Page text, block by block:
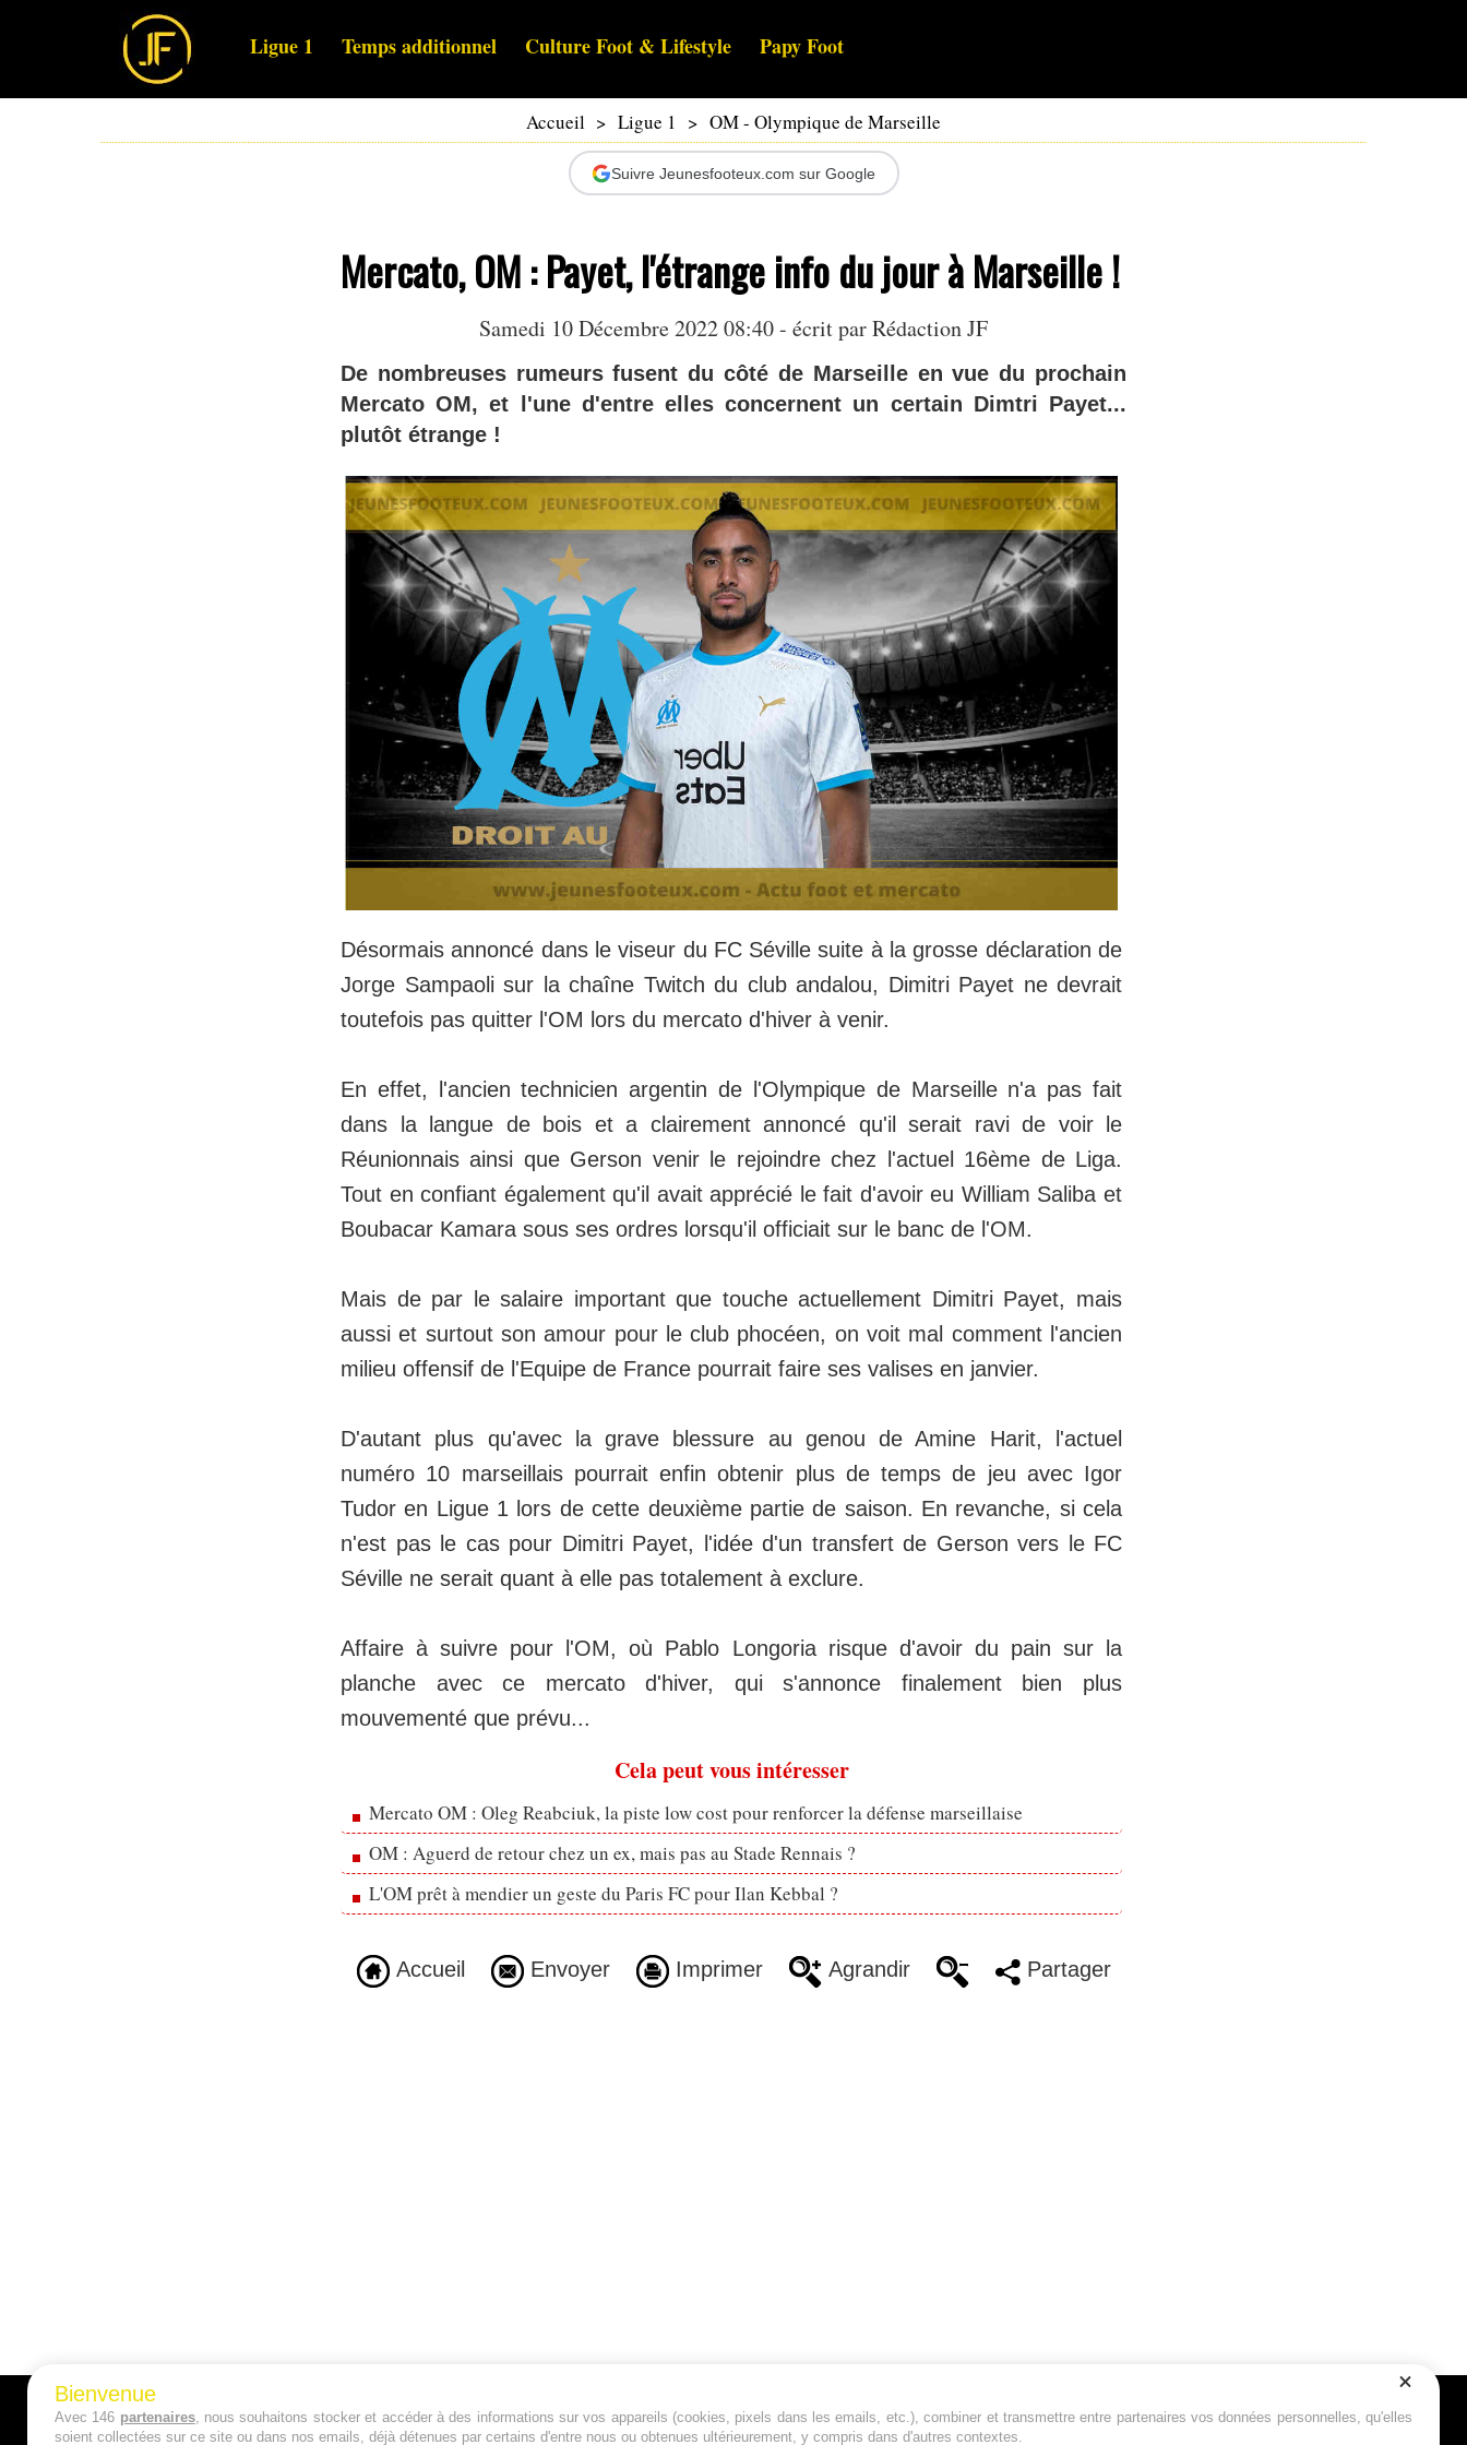
Ligue 1 Temps additionnel Culture Foot & Lifestyle Papy Foot
Accueil > Ligue 1 > OM - Olympique de Marseille
Suivre Jeunesfooteux.com sur Google
Mercato, OM : Payet, l'étrange info du jour à Marseille !
Samedi 10 Décembre 2022 08:40 - écrit par Rédaction JF
De nombreuses rumeurs fusent du côté de Marseille en vue du prochain
Mercato OM, et l'une d'entre elles concernent un certain Dimtri Payet...
plutôt étrange !
Désormais annoncé dans le viseur du FC Séville suite à la grosse déclaration de
Jorge Sampaoli sur la chaîne Twitch du club andalou, Dimitri Payet ne devrait
toutefois pas quitter l'OM lors du mercato d'hiver à venir.
En effet, l'ancien technicien argentin de l'Olympique de Marseille n'a pas fait
dans la langue de bois et a clairement annoncé qu'il serait ravi de voir le
Réunionnais ainsi que Gerson venir le rejoindre chez l'actuel 16ème de Liga.
Tout en confiant également qu'il avait apprécié le fait d'avoir eu William Saliba et
Boubacar Kamara sous ses ordres lorsqu'il officiait sur le banc de l'OM.
Mais de par le salaire important que touche actuellement Dimitri Payet, mais
aussi et surtout son amour pour le club phocéen, on voit mal comment l'ancien
milieu offensif de l'Equipe de France pourrait faire ses valises en janvier.
D'autant plus qu'avec la grave blessure au genou de Amine Harit, l'actuel
numéro 10 marseillais pourrait enfin obtenir plus de temps de jeu avec Igor
Tudor en Ligue 1 lors de cette deuxième partie de saison. En revanche, si cela
n'est pas le cas pour Dimitri Payet, l'idée d'un transfert de Gerson vers le FC
Séville ne serait quant à elle pas totalement à exclure.
Affaire à suivre pour l'OM, où Pablo Longoria risque d'avoir du pain sur la
planche avec ce mercato d'hiver, qui s'annonce finalement bien plus
mouvementé que prévu...
Cela peut vous intéresser
Mercato OM : Oleg Reabciuk, la piste low cost pour renforcer la défense marseillaise
OM : Aguerd de retour chez un ex, mais pas au Stade Rennais ?
L'OM prêt à mendier un geste du Paris FC pour Ilan Kebbal ?
Accueil Envoyer Imprimer Agrandir Partager
A PROPOS Jeunesfooteux est un média sportif qui traite
Bienvenue
Avec 146 partenaires, nous souhaitons stocker et accéder à des informations sur vos appareils (cookies, pixels dans les emails, etc.), combiner et transmettre entre partenaires vos données personnelles, qu'elles
soient collectées sur ce site ou dans nos emails, déjà détenues par certains d'entre nous ou obtenues ultérieurement, y compris dans d'autres contextes.